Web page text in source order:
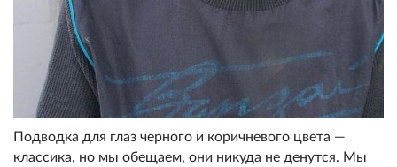
Подводка для глаз черного и коричневого цвета —
классика, но мы обещаем, они никуда не денутся. Мы